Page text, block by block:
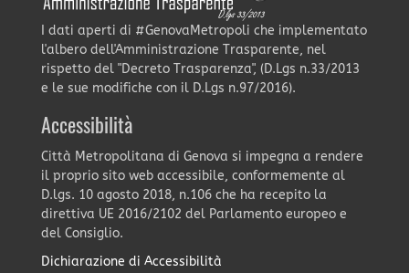
I dati aperti di #GenovaMetropoli che implementato
l'albero dell'Amministrazione Trasparente, nel
rispetto del "Decreto Trasparenza", (D.Lgs n.33/2013
e le sue modifiche con il D.Lgs n.97/2016).
Accessibilità
Città Metropolitana di Genova si impegna a rendere
il proprio sito web accessibile, conformemente al
D.lgs. 10 agosto 2018, n.106 che ha recepito la
direttiva UE 2016/2102 del Parlamento europeo e
del Consiglio.
Dichiarazione di Accessibilità